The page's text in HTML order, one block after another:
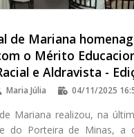
de Mariana
o Mérito
e Aldravista -
Maria Júlia 04/11/2025
Mariana realizou, na
do Porteira de Minas, a